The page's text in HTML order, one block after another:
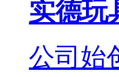
实德玩
公司始